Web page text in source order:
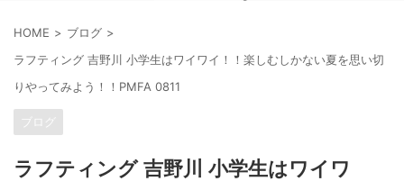
HOME
ブログ
ラフティング 吉野川 小学生はワイワイ！！楽しむしかない夏を思い切
りやってみよう！！PMFA 0811
ブログ
ラフティング 吉野川 小学生はワイワ